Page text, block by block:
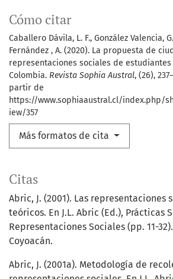
Cómo citar
Caballero Dávila, L. F., González Valencia,
Fernández , A. (2020). La propuesta de
representaciones sociales de
Colombia. Revista Sophia Austral, (26),
partir de
https://www.sophiaaustral.cl/index.php/
iew/357
Más formatos de cita
Citas
Abric, J. (2001). Las representaciones
teóricos. En J.L. Abric (Ed.), Prácticas
Representaciones Sociales (pp. 11-
Coyoacán.
Abric, J. (2001a). Metodología de